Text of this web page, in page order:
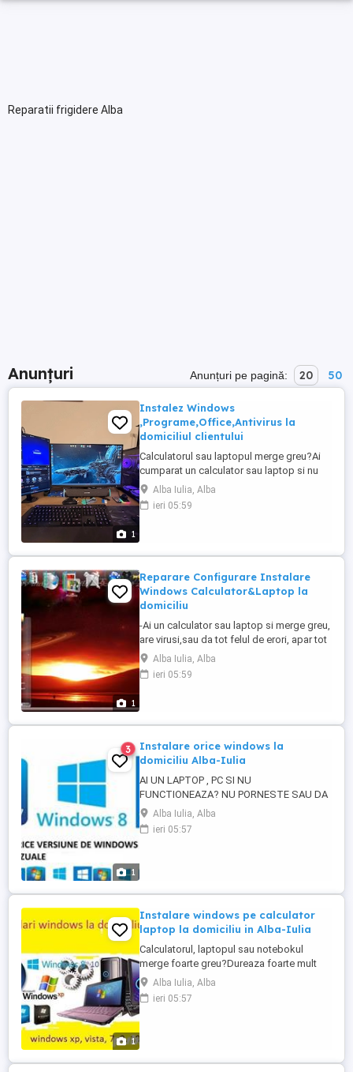
Reparatii frigidere Alba
Anunțuri Anunțuri pe pagină: 20 50
1
Instalez Windows
,Programe,Office,Antivirus la
domiciliul clientului
Calculatorul sau laptopul merge greu?Ai
cumparat un calculator sau laptop si nu
are sistem de operare?Atunci suna si vom
rezolva orice problema. Efectuez
urmatorele servicii: -Instalez orice versiune
programe,antivirus la domiciliu. -Inlocuire
Alba Iulia, Alba
ieri 05:59
1
Reparare Configurare Instalare
Windows Calculator&Laptop la
domiciliu
-Ai un calculator sau laptop si merge greu,
are virusi,sau da tot felul de erori, apar tot
felul de reclame nedorite si doresti
rezolvarea problemei?Atunci suna si vom
remedia orice problema. -Instalez orice
sau fie de pe stick ...
Alba Iulia, Alba
ieri 05:59
1
3
Instalare orice windows la
domiciliu Alba-Iulia
AI UN LAPTOP , PC SI NU
FUNCTIONEAZA? NU PORNESTE SAU DA
O EROARE LA PORNIRE? NU GASESTI
DRIVERUL DE CARE AI NEVOIE? ITI MERGE
GREU NETUL? AI VIRUSI SI
Xp,Windows Vista, Windows 7,Windows
8.1,Windows 10 pe calculator desktop ...
Alba Iulia, Alba
ieri 05:57
1
Instalare windows pe calculator
laptop la domiciliu in Alba-Iulia
Calculatorul, laptopul sau notebokul
merge foarte greu?Dureaza foarte mult
pana se incarca?Se deschid multe pagini
cu reclame?Ai achizitionat un calculator si
nu are sistem de operare?Atunci nu mai
Alba Iulia, Alba
ieri 05:57